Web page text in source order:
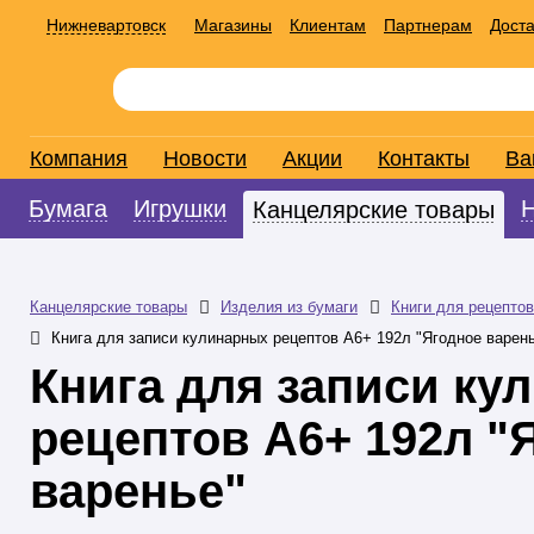
Нижневартовск Магазины Клиентам Партнерам
Компания Новости Акции Контакты
Бумага Игрушки Канцелярские товары
Канцелярские товары Изделия из бумаги
Книги для рецептов
Книга для записи кулинарных рецептов А6+ 192л "Ягодное
Книга для записи
рецептов А6+ 192л
варенье"